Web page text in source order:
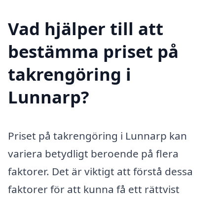
Vad hjälper till att
bestämma priset på
takrengöring i
Lunnarp?
Priset på takrengöring i Lunnarp kan
variera betydligt beroende på flera
faktorer. Det är viktigt att förstå dessa
faktorer för att kunna få ett rättvist